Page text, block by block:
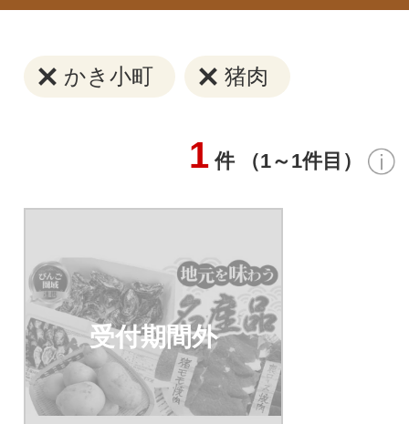
かき小町 猪肉
1 件 （1～1件目）
受付期間外